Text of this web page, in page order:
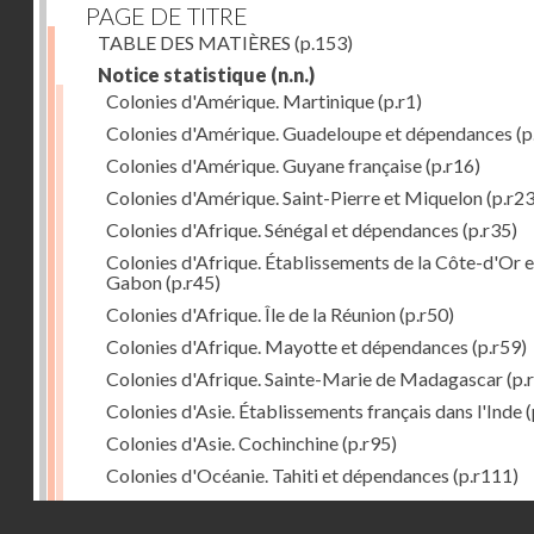
PAGE DE TITRE
TABLE DES MATIÈRES (p.153)
Notice statistique (n.n.)
Colonies d'Amérique. Martinique(p.r1)
Colonies d'Amérique. Guadeloupe et dépendances
Colonies d'Amérique. Guyane française(p.r16)
Colonies d'Amérique. Saint-Pierre et Miquelon
Colonies d'Afrique. Sénégal et dépendances (p.r35)
Colonies d'Afrique. Établissements de la Côte-d'Or
Gabon(p.r45)
Colonies d'Afrique. Île de la Réunion(p.r50)
Colonies d'Afrique. Mayotte et dépendances (p.r59)
Colonies d'Afrique. Sainte-Marie de Madagascar
Colonies d'Asie. Établissements français dans l'Inde
Colonies d'Asie. Cochinchine(p.r95)
Colonies d'Océanie. Tahiti et dépendances (p.r111)
Colonies d'Océanie. Nouvelle-Calédonie(p.r130)